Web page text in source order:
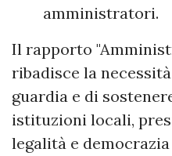
amministratori.
Il rapporto
ribadisce la
guardia e di
istituzioni locali,
legalità e